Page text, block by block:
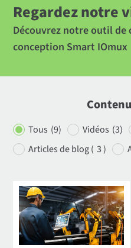
Regardez notre
Découvrez notre outil
conception Smart IOmux
Tous (9) Vidéos (3)
Articles de blog ( 3 )